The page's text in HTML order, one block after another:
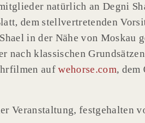
natürlich an Degni
dem stellvertretenden
in der Nähe von Moskau
nach klassischen
aufwehorse.com,
Veranstaltung, festgehalten